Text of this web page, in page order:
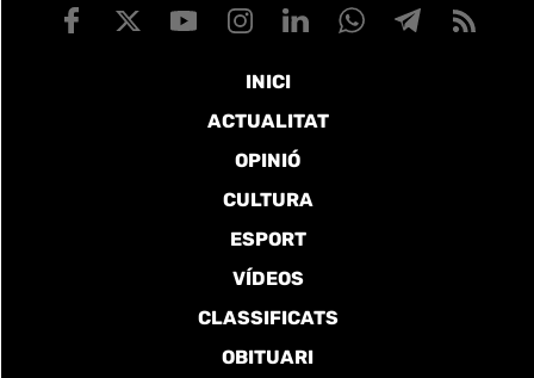
INICI
ACTUALITAT
OPINIÓ
CULTURA
ESPORT
VÍDEOS
CLASSIFICATS
OBITUARI